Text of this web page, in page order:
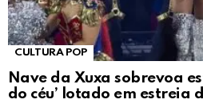
CULTURA POP
Nave da Xuxa sobrevoa
do céu’ lotado em estreia